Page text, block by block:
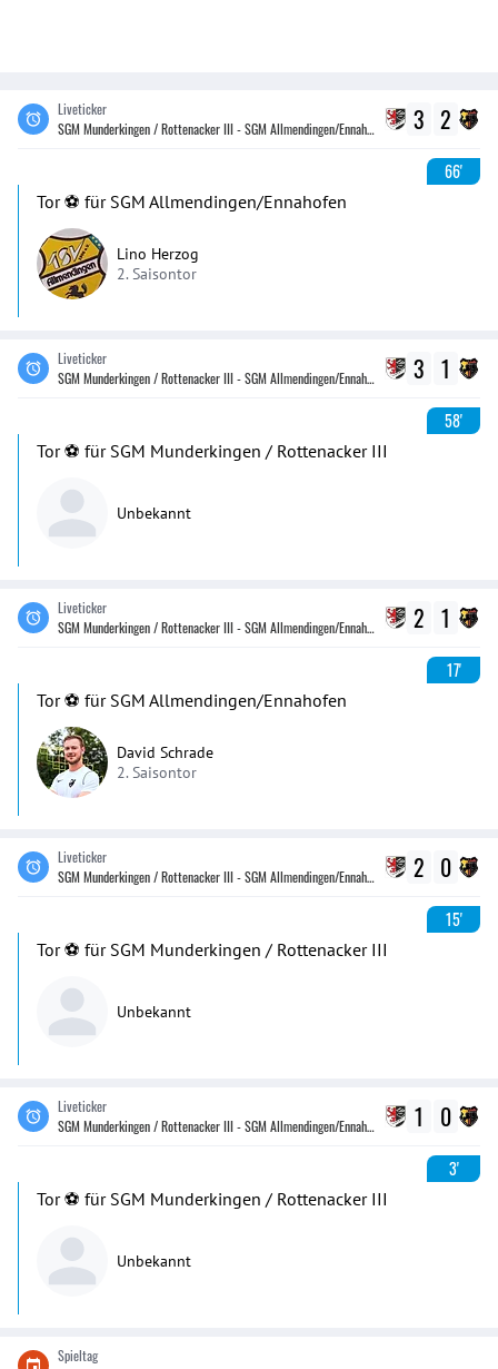
Liveticker
SGM Munderkingen / Rottenacker III - SGM Allmendingen/Ennahofen
3 2
66'
Tor ⚽️ für SGM Allmendingen/Ennahofen
Lino Herzog
2. Saisontor
Liveticker
SGM Munderkingen / Rottenacker III - SGM Allmendingen/Ennahofen
3 1
58'
Tor ⚽️ für SGM Munderkingen / Rottenacker III
Unbekannt
Liveticker
SGM Munderkingen / Rottenacker III - SGM Allmendingen/Ennahofen
2 1
17'
Tor ⚽️ für SGM Allmendingen/Ennahofen
David Schrade
2. Saisontor
Liveticker
SGM Munderkingen / Rottenacker III - SGM Allmendingen/Ennahofen
2 0
15'
Tor ⚽️ für SGM Munderkingen / Rottenacker III
Unbekannt
Liveticker
SGM Munderkingen / Rottenacker III - SGM Allmendingen/Ennahofen
1 0
3'
Tor ⚽️ für SGM Munderkingen / Rottenacker III
Unbekannt
Spieltag